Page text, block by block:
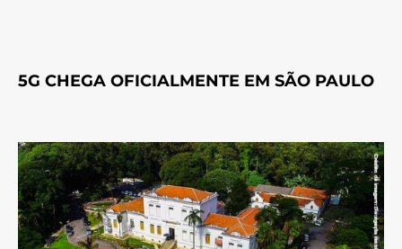
5G CHEGA OFICIALMENTE EM SÃO PAULO